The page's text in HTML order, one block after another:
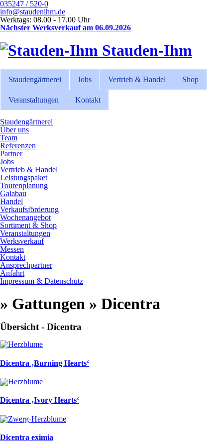
035247 / 520-0
info@staudenihm.de
Werktags: 08.00 - 17.00 Uhr
Nächster Werksverkauf am 06.09.2026
Stauden-Ihm
Staudengärtnerei Jobs Vertrieb & Handel Shop
Veranstaltungen Kontakt
Staudengärtnerei
Über uns
Team
Referenzen
Partner
Jobs
Vertrieb & Handel
Leistungspaket
Tourenplanung
Galabau
Handel
Verkaufsförderung
Wochenangebot
Sortiment & Shop
Veranstaltungen
Werksverkauf
Messen
Kontakt
Ansprechpartner
Anfahrt
Impressum & Datenschutz
» Gattungen » Dicentra
Übersicht - Dicentra
Dicentra ‚Burning Hearts‘
Dicentra ‚Ivory Hearts‘
Dicentra eximia